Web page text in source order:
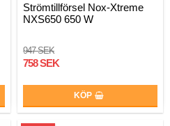
Strömtillförsel Nox-Xtreme
NXS650 650 W
947 SEK
758 SEK
KÖP